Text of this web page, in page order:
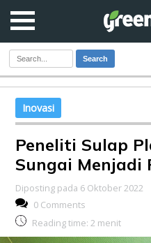
Search
Inovasi
Peneliti Sulap
Sungai Menjadi
Diposting pada 6 Oktober 2022
0 Comments
Reading time: 2 menit